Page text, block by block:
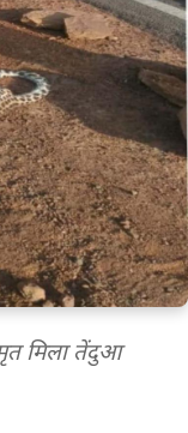
मृत मिला तेंदुआ